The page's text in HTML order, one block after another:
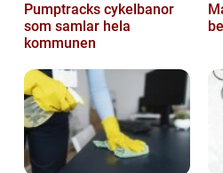
Pumptracks cykelbanor
som samlar hela
kommunen